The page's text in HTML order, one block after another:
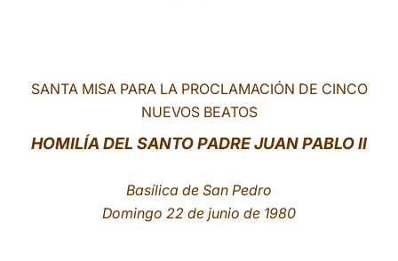
LATINE
SANTA MISA PARA LA PROCLAMACIÓN DE CINCO
NUEVOS BEATOS
HOMILÍA DEL SANTO PADRE JUAN PABLO II
Basílica de San Pedro
Domingo 22 de junio de 1980